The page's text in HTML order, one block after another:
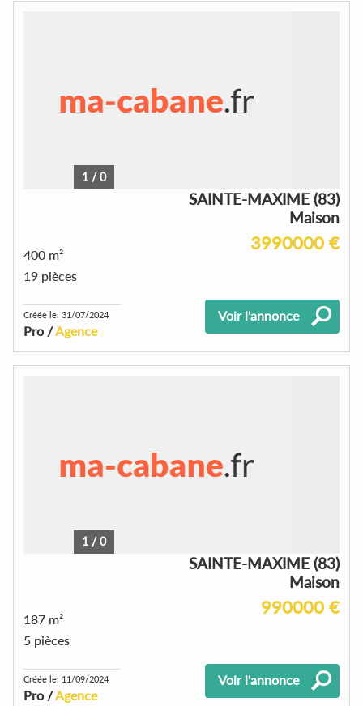
1 /0
SAINTE-MAXIME (83)
Maison
3990000 €
400 m²
19 pièces
Créée le: 31/07/2024
Pro /Agence
Voir l'annonce
1 /0
SAINTE-MAXIME (83)
Maison
990000 €
187 m²
5 pièces
Créée le: 11/09/2024
Pro /Agence
Voir l'annonce